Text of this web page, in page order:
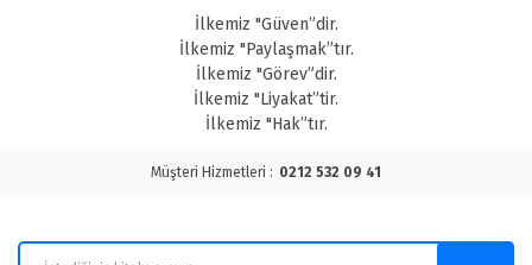
İlkemiz "Güven”dir.
İlkemiz "Paylaşmak”tır.
İlkemiz "Görev”dir.
İlkemiz "Liyakat”tir.
İlkemiz "Hak”tır.
Müşteri Hizmetleri : 0212 532 09 41